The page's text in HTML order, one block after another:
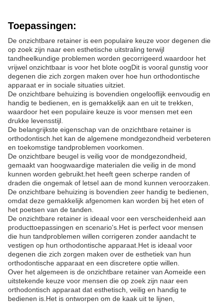
Toepassingen:
De onzichtbare retainer is een populaire keuze voor degenen die
op zoek zijn naar een esthetische uitstraling terwijl
tandheelkundige problemen worden gecorrigeerd.waardoor het
vrijwel onzichtbaar is voor het blote oogDit is vooral gunstig voor
degenen die zich zorgen maken over hoe hun orthodontische
apparaat er in sociale situaties uitziet.
De onzichtbare behuizing is bovendien ongelooflijk eenvoudig en
handig te bedienen, en is gemakkelijk aan en uit te trekken,
waardoor het een populaire keuze is voor mensen met een
drukke levensstijl.
De belangrijkste eigenschap van de onzichtbare retainer is
orthodontisch.het kan de algemene mondgezondheid verbeteren
en toekomstige tandproblemen voorkomen.
De onzichtbare beugel is veilig voor de mondgezondheid,
gemaakt van hoogwaardige materialen die veilig in de mond
kunnen worden gebruikt.het heeft geen scherpe randen of
draden die ongemak of letsel aan de mond kunnen veroorzaken.
De onzichtbare behuizing is bovendien zeer handig te bedienen,
omdat deze gemakkelijk afgenomen kan worden bij het eten of
het poetsen van de tanden.
De onzichtbare retainer is ideaal voor een verscheidenheid aan
producttoepassingen en scenario's.Het is perfect voor mensen
die hun tandproblemen willen corrigeren zonder aandacht te
vestigen op hun orthodontische apparaat.Het is ideaal voor
degenen die zich zorgen maken over de esthetiek van hun
orthodontische apparaat en een discretere optie willen.
Over het algemeen is de onzichtbare retainer van Aomeide een
uitstekende keuze voor mensen die op zoek zijn naar een
orthodontisch apparaat dat esthetisch, veilig en handig te
bedienen is.Het is ontworpen om de kaak uit te lijnen,